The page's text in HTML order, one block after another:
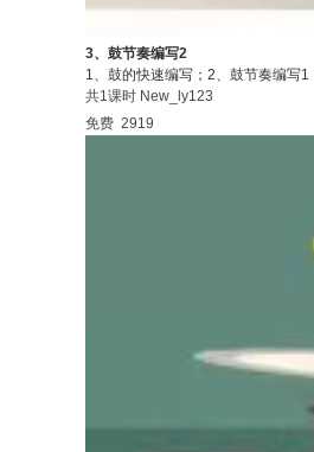
3、鼓节奏编写2
1、鼓的快速编写；2、鼓节奏编写
共1课时 New_ly123
免费 2919